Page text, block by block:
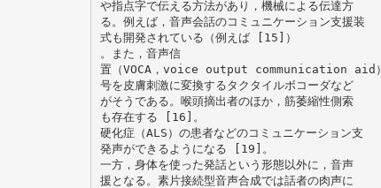
や指点字で伝える方法があり，機械による伝達方
る。例えば，音声会話のコミュニケーション支援装
式も開発されている（例えば [15]）
。また，音声信
置（VOCA，voice output communication aid）
号を皮膚刺激に変換するタクタイルボコーダなど
がそうである。喉頭摘出者のほか，筋萎縮性側索
も存在する [16]。
硬化症（ALS）の患者などのコミュニケーション支
発声ができるようになる [19]。
一方，身体を使った発話という形態以外に，音声
援となる。素片接続型音声合成では話者の肉声に